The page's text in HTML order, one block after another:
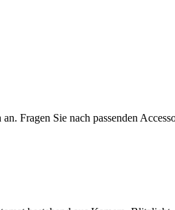
Fragen Sie nach passenden